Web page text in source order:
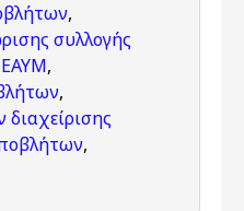
,
συλλογής
ΕΑΥΜ,
,
,